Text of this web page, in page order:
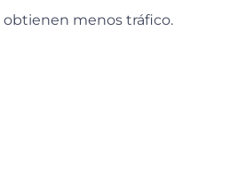
obtienen menos tráfico.